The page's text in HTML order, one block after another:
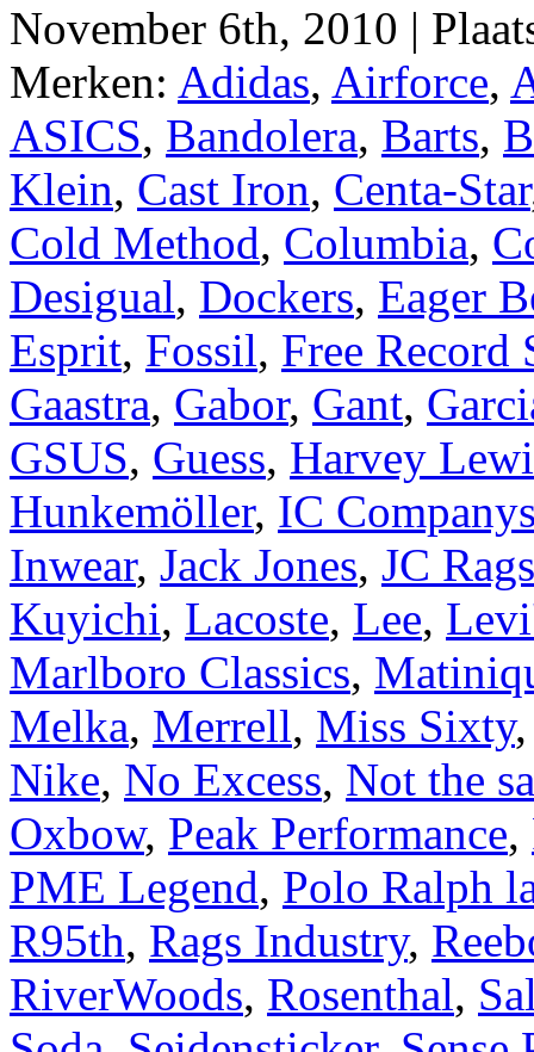
November 6th, 2010 |
Merken: Adidas, Airforce,
ASICS, Bandolera, Barts,
Klein, Cast Iron, Centa-Star
Cold Method, Columbia,
Desigual, Dockers, Eager
Esprit, Fossil, Free Record
Gaastra, Gabor, Gant,
GSUS, Guess, Harvey
Hunkemöller, IC
Inwear, Jack Jones, JC Rags
Kuyichi, Lacoste, Lee,
Marlboro Classics,
Melka, Merrell, Miss Sixty
Nike, No Excess, Not the
Oxbow, Peak Performance,
PME Legend, Polo Ralph
R95th, Rags Industry,
RiverWoods, Rosenthal,